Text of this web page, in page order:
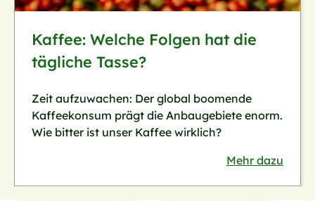
Kaffee: Welche Folgen hat die
tägliche Tasse?
Zeit aufzuwachen: Der global boomende
Kaffeekonsum prägt die Anbaugebiete enorm.
Wie bitter ist unser Kaffee wirklich?
Mehr dazu